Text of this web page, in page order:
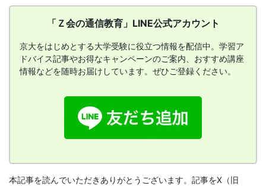
通
育」
LINE
「Ｚ会の通信教育」LINE公式アカウント
京大をはじめとする大学受験に役立つ情報を配信中。学習ア
ドバイス記事やお得なキャンペーンのご案内、おすすめ講座
情報などを随時お届けしています。ぜひご登録ください。
本記事を読んでいただきありがとうございます。記事をX（旧